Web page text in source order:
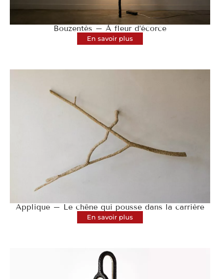
Bouzentès – À fleur d’écorce
En savoir plus
Applique – Le chêne qui pousse dans la carrière
En savoir plus